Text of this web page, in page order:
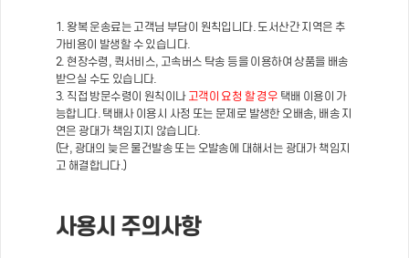
1. 왕복 운송료는 고객님 부담이 원칙입니다. 도서산간 지역은 추
가비용이 발생할 수 있습니다.
2. 현장수령, 퀵서비스, 고속버스 탁송 등을 이용하여 상품을 배송
받으실 수도 있습니다.
3. 직접 방문수령이 원칙이나 고객이 요청 할 경우 택배 이용이 가
능합니다. 택배사 이용시 사정 또는 문제로 발생한 오배송, 배송 지
연은 광대가 책임지지 않습니다.
(단, 광대의 늦은 물건발송 또는 오발송에 대해서는 광대가 책임지
고 해결합니다.)
사용시 주의사항